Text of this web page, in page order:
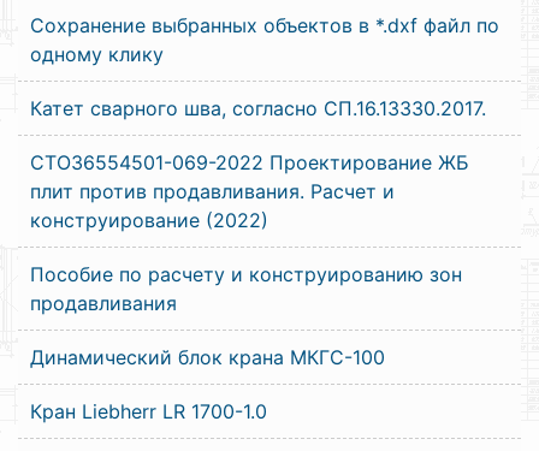
Сохранение выбранных объектов в *.dxf файл по
одному клику
Катет сварного шва, согласно СП.16.13330.2017.
СТО36554501-069-2022 Проектирование ЖБ
плит против продавливания. Расчет и
конструирование (2022)
Пособие по расчету и конструированию зон
продавливания
Динамический блок крана МКГС-100
Кран Liebherr LR 1700-1.0